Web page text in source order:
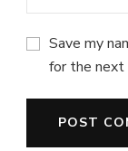
Save my
for the next